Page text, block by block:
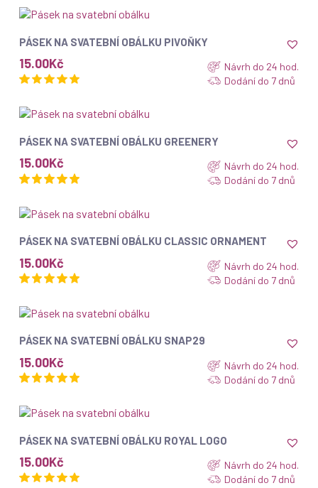
ZOBRAZIT
PÁSEK NA SVATEBNÍ OBÁLKU PIVOŇKY
15.00Kč
Návrh do 24 hod.
Dodání do 7 dnů
ZOBRAZIT
PÁSEK NA SVATEBNÍ OBÁLKU GREENERY
15.00Kč
Návrh do 24 hod.
Dodání do 7 dnů
ZOBRAZIT
PÁSEK NA SVATEBNÍ OBÁLKU CLASSIC ORNAMENT
15.00Kč
Návrh do 24 hod.
Dodání do 7 dnů
ZOBRAZIT
PÁSEK NA SVATEBNÍ OBÁLKU SNAP29
15.00Kč
Návrh do 24 hod.
Dodání do 7 dnů
ZOBRAZIT
PÁSEK NA SVATEBNÍ OBÁLKU ROYAL LOGO
15.00Kč
Návrh do 24 hod.
Dodání do 7 dnů